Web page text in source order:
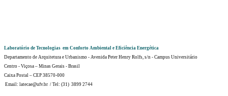
Laboratório de Tecnologias em Conforto Ambiental e Eficiência Energética
Departamento de Arquitetura e Urbanismo - Avenida Peter Henry Rolfs, s/n - Campus Universitário
Centro - Viçosa – Minas Gerais - Brasil
Caixa Postal – CEP 38570-000
Email: latecae@ufv.br / Tel: (31) 3899 2744